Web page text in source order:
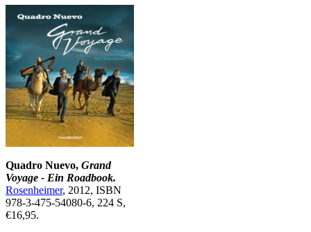
Quadro Nuevo, Grand
Voyage - Ein Roadbook.
Rosenheimer, 2012, ISBN
978-3-475-54080-6, 224 S,
€16,95.